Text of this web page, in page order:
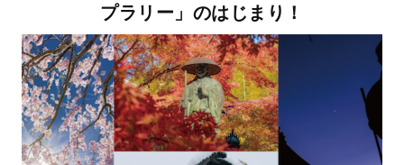
プラリー」のはじまり！